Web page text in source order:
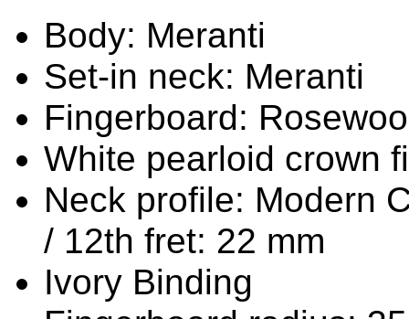
Body: Meranti
Set-in neck: Meranti
Fingerboard:
White pearloid crown
Neck profile: Modern
/ 12th fret: 22 mm
Ivory Binding